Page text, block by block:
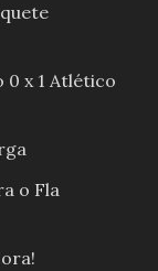
0 x 1 Atlético
o Fla